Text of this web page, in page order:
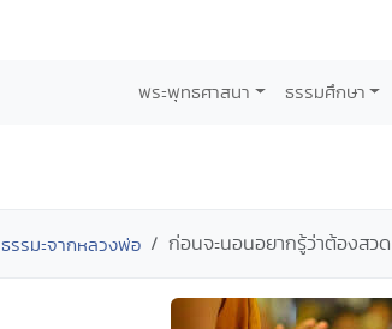
พระพุทธศาสนา ธรรมศึกษา
ธรรมะจากหลวงพ่อ ก่อนจะนอนอยากรู้ว่าต้องสว